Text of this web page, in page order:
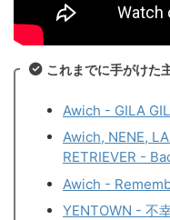
これまでに手がけた
Awich - GILA
Awich, NENE,
RETRIEVER -
Awich -
YENTOWN - 不